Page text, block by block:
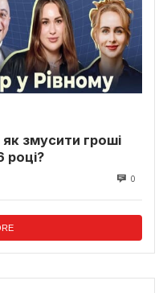
змусити гроші
році?
0